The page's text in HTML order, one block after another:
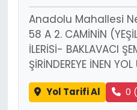
Anadolu Mahallesi
58 A 2. CAMİNİN
İLERİSİ- BAKLAVACI
ŞİRİNDEREYE İNEN YOL
Yol Tarifi Al 0